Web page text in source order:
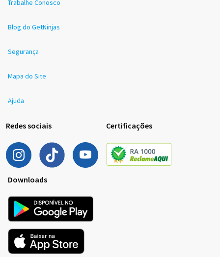
Trabalhe Conosco
Blog do GetNinjas
Segurança
Mapa do Site
Ajuda
Redes sociais Certificações
Downloads